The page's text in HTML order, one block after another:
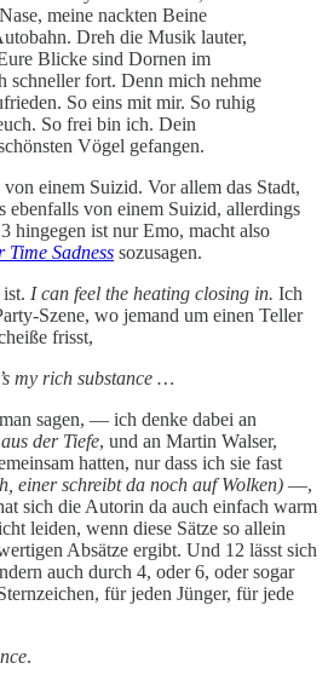
meine nackten Beine
Dreh die Musik lauter,
Blicke sind Dornen im
schneller fort. Denn mich nehme
So eins mit mir. So ruhig
So frei bin ich. Dein
Vögel gefangen.
einem Suizid. Vor allem das Stadt,
von einem Suizid, allerdings
hingegen ist nur Emo, macht also
Time Sadness sozusagen.
I can feel the heating closing in. Ich
Szene, wo jemand um einen Teller
frisst,
my rich substance …
sagen, — ich denke dabei an
der Tiefe, und an Martin Walser,
hatten, nur dass ich sie fast
einer schreibt da noch auf Wolken) —,
sich die Autorin da auch einfach warm
leiden, wenn diese Sätze so allein
Absätze ergibt. Und 12 lässt sich
auch durch 4, oder 6, oder sogar
für jeden Jünger, für jede
.